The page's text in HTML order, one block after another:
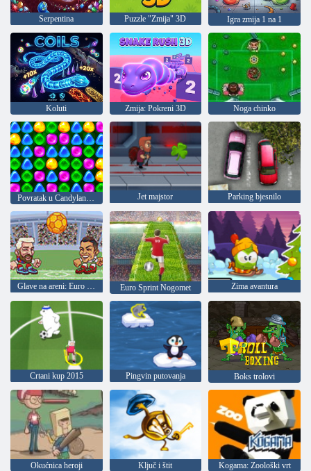
Serpentina Puzzle "Zmija" 3D Igra zmija 1 na 1
Koluti Zmija: Pokreni 3D Noga chinko
Jet majstor Parking bjesnilo
Glave na areni: Euro nogomet Euro Sprint Nogomet Zima avantura
Crtani kup 2015 Pingvin putovanja Boks trolovi
Okućnica heroji Ključ i štit Kogama: Zoološki vrt